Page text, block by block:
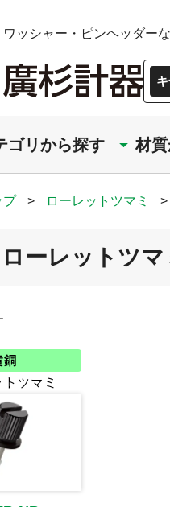
ッシャー・ピンヘッダー
ゴリから探す 材
プ > ローレットツマミ >
ーレットツ